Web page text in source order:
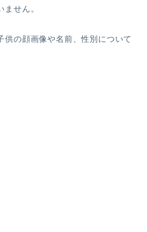
ません。
供の顔画像や名前、性別について